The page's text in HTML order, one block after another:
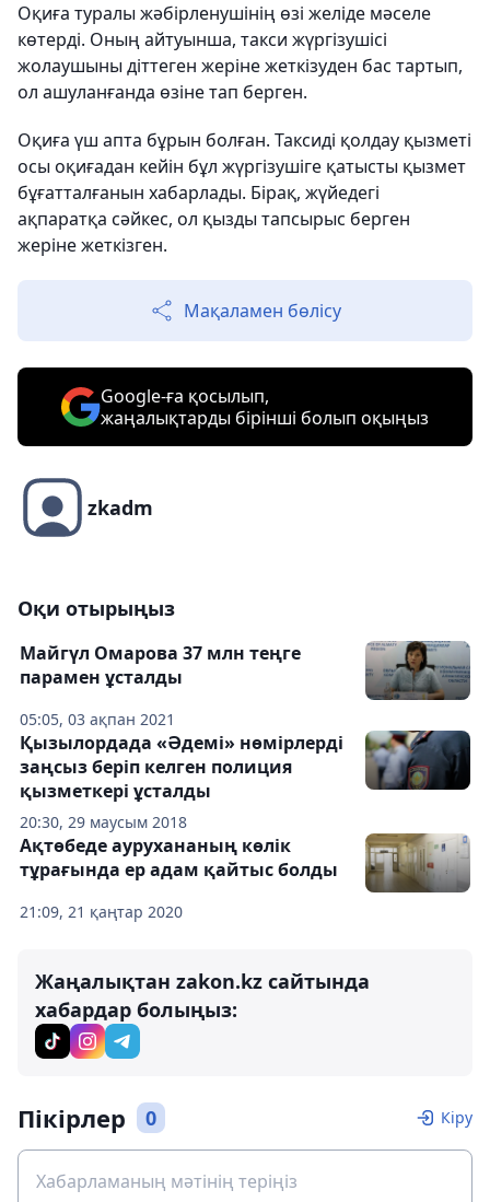
Оқиға туралы жәбірленушінің өзі желіде мәселе
көтерді. Оның айтуынша, такси жүргізушісі
жолаушыны діттеген жеріне жеткізуден бас тартып,
ол ашуланғанда өзіне тап берген.
Оқиға үш апта бұрын болған. Таксиді қолдау қызметі
осы оқиғадан кейін бұл жүргізушіге қатысты қызмет
бұғатталғанын хабарлады. Бірақ, жүйедегі
ақпаратқа сәйкес, ол қызды тапсырыс берген
жеріне жеткізген.
Мақаламен бөлісу
Google-ға қосылып,
жаңалықтарды бірінші болып оқыңыз
zkadm
Оқи отырыңыз
05:05, 03 ақпан 2021
Майгүл Омарова 37 млн теңге
парамен ұсталды
20:30, 29 маусым 2018
Қызылордада «Әдемі» нөмірлерді
заңсыз беріп келген полиция
қызметкері ұсталды
21:09, 21 қаңтар 2020
Ақтөбеде аурухананың көлік
тұрағында ер адам қайтыс болды
Жаңалықтан zakon.kz сайтында
хабардар болыңыз:
Пікірлер 0 Кіру